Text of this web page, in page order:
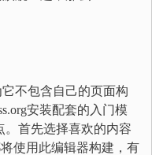
不包含自己的页面构
安装配套的入门模
。首先选择喜欢的内容
使用此编辑器构建，有